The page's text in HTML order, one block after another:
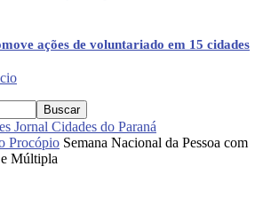
ações de voluntariado em 15 cidades
Jornal Cidades do Paraná
Procópio Semana Nacional da Pessoa com
Múltipla